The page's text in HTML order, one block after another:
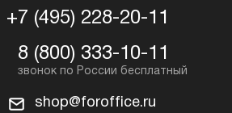
+7 (495) 228-20-11
8 (800) 333-10-11
shop@foroffice.ru